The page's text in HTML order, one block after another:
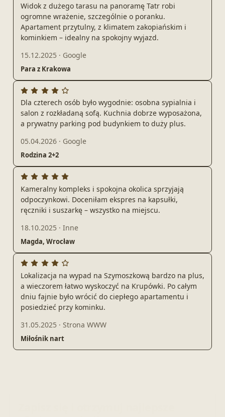
Widok z dużego tarasu na panoramę Tatr robi
ogromne wrażenie, szczególnie o poranku.
Apartament przytulny, z klimatem zakopiańskim i
kominkiem – idealny na spokojny wyjazd.
15.12.2025 · Google
Para z Krakowa
Dla czterech osób było wygodnie: osobna sypialnia i
salon z rozkładaną sofą. Kuchnia dobrze wyposażona,
a prywatny parking pod budynkiem to duży plus.
05.04.2026 · Google
Rodzina 2+2
Kameralny kompleks i spokojna okolica sprzyjają
odpoczynkowi. Doceniłam ekspres na kapsułki,
ręczniki i suszarkę – wszystko na miejscu.
18.10.2025 · Inne
Magda, Wrocław
Lokalizacja na wypad na Szymoszkową bardzo na plus,
a wieczorem łatwo wyskoczyć na Krupówki. Po całym
dniu fajnie było wrócić do ciepłego apartamentu i
posiedzieć przy kominku.
31.05.2025 · Strona WWW
Miłośnik nart